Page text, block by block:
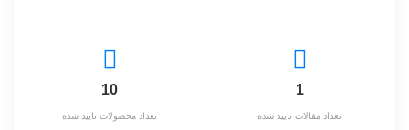
1
تعداد مقالات تایید شده
10
تعداد محصولات تایید شده